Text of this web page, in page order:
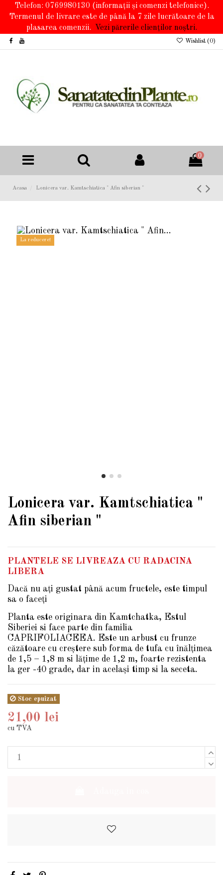
Telefon: 0769980130 (informații și comenzi telefonice).
Termenul de livrare este de până la 7 zile lucrătoare de la
plasarea comenzii.
Vezi părerile clienților noștri.
Wishlist (0)
0
Acasa Lonicera var. Kamtschiatica " Afin siberian "
La reducere!
Lonicera var. Kamtschiatica "
Afin siberian "
PLANTELE SE LIVREAZA CU RADACINA
LIBERA
Dacă nu aţi gustat până acum fructele, este timpul
sa o faceţi
Planta este originara din Kamtchatka, Estul
Siberiei si face parte din familia
CAPRIFOLIACEEA. Este un arbust cu frunze
căzătoare cu creştere sub forma de tufa cu înălţimea
de 1,5 – 1,8 m si lăţime de 1,2 m, foarte rezistenta
la ger -40 grade, dar in acelaşi timp si la seceta.
Stoc epuizat
21,00 lei
cu TVA